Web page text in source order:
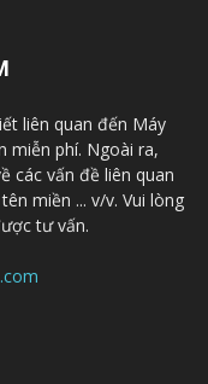
liên quan đến Máy
miễn phí. Ngoài ra,
các vấn đề liên quan
miền ... v/v. Vui lòng
tư vấn.